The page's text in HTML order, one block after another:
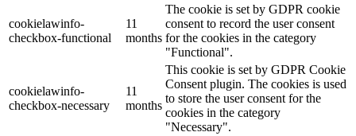
cookielawinfo-
checkbox-functional
11
months
The cookie is set by GDPR cookie
consent to record the user consent
for the cookies in the category
"Functional".
cookielawinfo-
checkbox-necessary
11
months
This cookie is set by GDPR Cookie
Consent plugin. The cookies is used
to store the user consent for the
cookies in the category
"Necessary".